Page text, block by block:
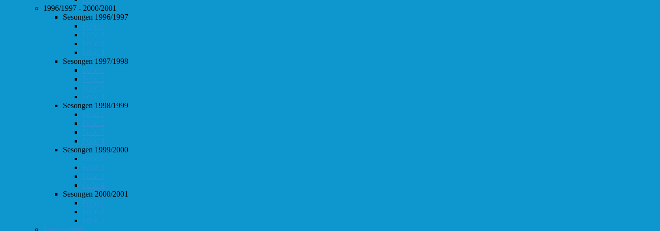
1996/1997 - 2000/2001
Sesongen 1996/1997
Follo 1
Follo 2
Follo 3
Follo 4
Sesongen 1997/1998
Follo 1
Follo 2
Follo 3
Follo 4
Sesongen 1998/1999
Follo 1
Follo 2
Follo 3
Follo 4
Sesongen 1999/2000
Follo 1
Follo 2
Follo 3
Follo 4
Sesongen 2000/2001
Follo 1
Follo 2
Follo 3
Totaloversikt